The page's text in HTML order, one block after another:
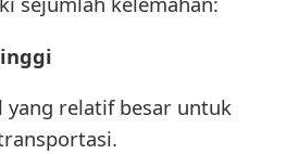
yang relatif besar untuk